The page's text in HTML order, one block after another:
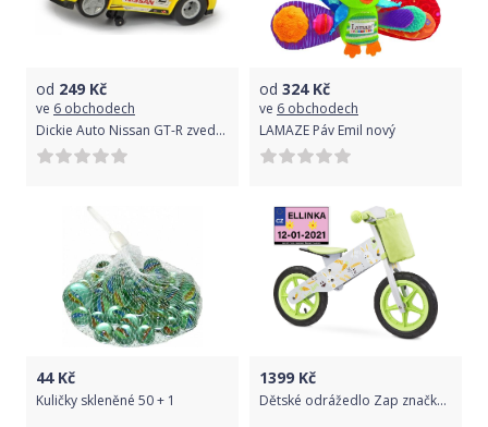
od 249 Kč
ve 6 obchodech
Dickie Auto Nissan GT-R zvedací 25 cm
od 324Kč
ve 6 obchodech
LAMAZE Páv Emil nový
44Kč
Kuličky skleněné 50 + 1
1399 Kč
Dětské odrážedlo Zap značky Toyz, dřevěné, barva šedá, s osobní SPZ Text na SPZ: Řidičák mám krátce, ale řídím jako profík, Barva SPZ: -